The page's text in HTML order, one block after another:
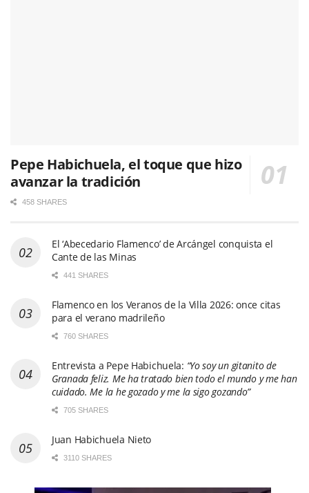
Pepe Habichuela, el toque que hizo
avanzar la tradición
458 SHARES
El ‘Abecedario Flamenco’ de Arcángel conquista el
Cante de las Minas
441 SHARES
Flamenco en los Veranos de la Villa 2026: once citas
para el verano madrileño
760 SHARES
Entrevista a Pepe Habichuela: “Yo soy un gitanito de
Granada feliz. Me ha tratado bien todo el mundo y me han
cuidado. Me la he gozado y me la sigo gozando”
705 SHARES
Juan Habichuela Nieto
3110 SHARES